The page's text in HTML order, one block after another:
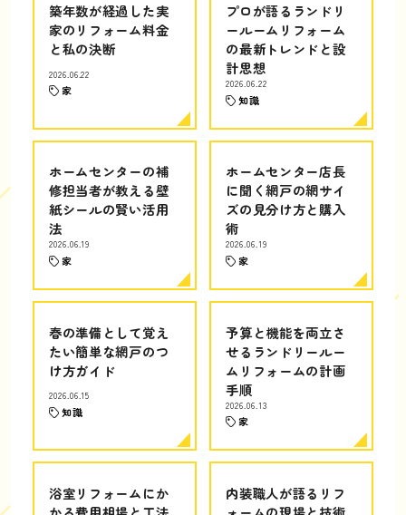
築年数が経過した実
家のリフォーム料金
と私の決断
2026.06.22
家
プロが語るランドリ
ールームリフォーム
の最新トレンドと設
計思想
2026.06.22
知識
ホームセンターの補
修担当者が教える壁
紙シールの賢い活用
法
2026.06.19
家
ホームセンター店長
に聞く網戸の網サイ
ズの見分け方と購入
術
2026.06.19
家
春の準備として覚え
たい簡単な網戸のつ
け方ガイド
2026.06.15
知識
予算と機能を両立さ
せるランドリールー
ムリフォームの計画
手順
2026.06.13
家
浴室リフォームにか
内装職人が語るリフ